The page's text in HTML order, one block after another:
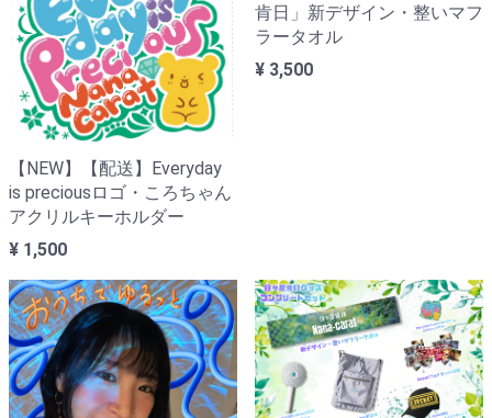
【NEW】【配送】Everyday
is preciousロゴ・ころちゃん
アクリルキーホルダー
¥ 1,500
肯日」新デザイン・整いマフ
ラータオル
¥ 3,500